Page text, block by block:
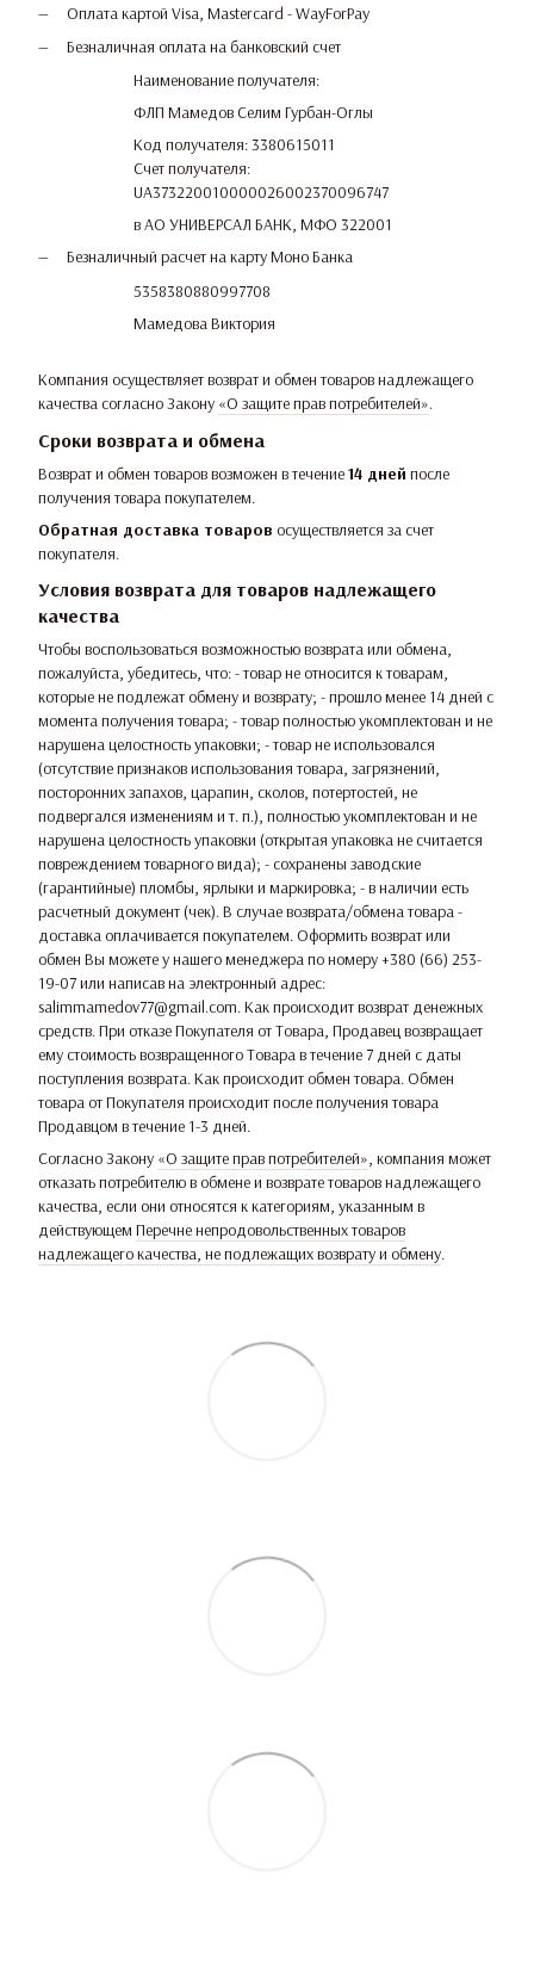
Оплата картой Visa, Mastercard - WayForPay
Безналичная оплата на банковский счет
Наименование получателя:
ФЛП Мамедов Селим Гурбан-Оглы
Код получателя: 3380615011
Счет получателя:
UA373220010000026002370096747
в АО УНИВЕРСАЛ БАНК, МФО 322001
Безналичный расчет на карту Моно Банка
5358380880997708
Мамедова Виктория
Компания осуществляет возврат и обмен товаров надлежащего
качества согласно Закону «О защите прав потребителей».
Сроки возврата и обмена
Возврат и обмен товаров возможен в течение14 дней после
получения товара покупателем.
Обратная доставка товаров осуществляется за счет
покупателя.
Условия возврата для товаров надлежащего
качества
Чтобы воспользоваться возможностью возврата или обмена,
пожалуйста, убедитесь, что: - товар не относится к товарам,
которые не подлежат обмену и возврату; - прошло менее 14 дней с
момента получения товара; - товар полностью укомплектован и не
нарушена целостность упаковки; - товар не использовался
(отсутствие признаков использования товара, загрязнений,
посторонних запахов, царапин, сколов, потертостей, не
подвергался изменениям и т. п.), полностью укомплектован и не
нарушена целостность упаковки (открытая упаковка не считается
повреждением товарного вида); - сохранены заводские
(гарантийные) пломбы, ярлыки и маркировка; - в наличии есть
расчетный документ (чек). В случае возврата/обмена товара -
доставка оплачивается покупателем. Оформить возврат или
обмен Вы можете у нашего менеджера по номеру +380 (66) 253-
19-07 или написав на электронный адрес:
salimmamedov77@gmail.com. Как происходит возврат денежных
средств. При отказе Покупателя от Товара, Продавец возвращает
ему стоимость возвращенного Товара в течение 7 дней с даты
поступления возврата. Как происходит обмен товара. Обмен
товара от Покупателя происходит после получения товара
Продавцом в течение 1-3 дней.
Согласно Закону «О защите прав потребителей», компания может
отказать потребителю в обмене и возврате товаров надлежащего
качества, если они относятся к категориям, указанным в
действующем Перечне непродовольственных товаров
надлежащего качества, не подлежащих возврату и обмену.